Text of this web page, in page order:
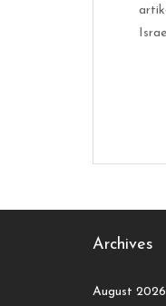
Archives
August 2026